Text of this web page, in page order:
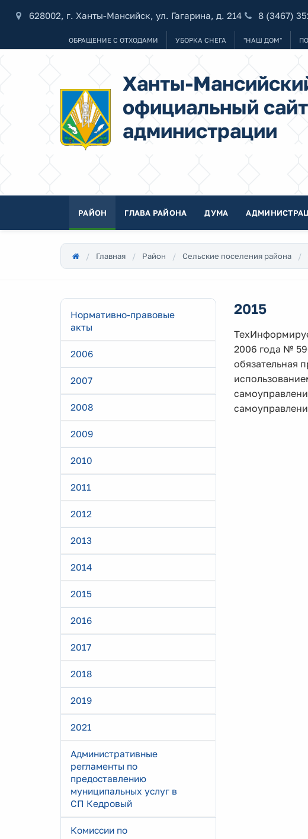
628002, г. Ханты-Мансийск, ул. Гагарина, д. 214 8 (3467)
ОБРАЩЕНИЕ С ОТХОДАМИ УБОРКА СНЕГА "НАШ ДОМ"
Ханты-
официальный сайт
администрации
РАЙОН ГЛАВА РАЙОНА ДУМА
Главная Район Сельские поселения района
Нормативно-правовые
акты
2006
2007
2008
2009
2010
2011
2012
2013
2014
2015
2016
2017
2018
2019
2021
Административные
регламенты по
предоставлению
муниципальных услуг в
СП Кедровый
Комиссии по
2015
2006 года №
обязательная